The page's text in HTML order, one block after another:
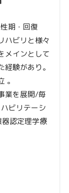
期・回復
ハビリと様々
メインとして
験があり。
。
業を展開/毎
ビリテーシ
認定理学療